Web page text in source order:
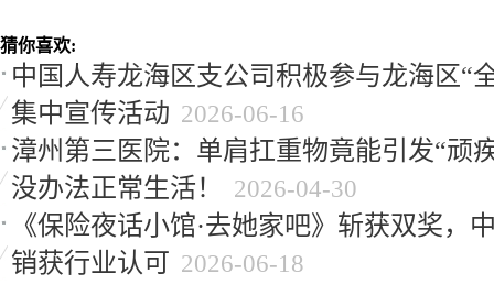
猜你喜欢:
中国人寿龙海区支公司积极参与龙海区“
集中宣传活动 2026-06-16
漳州第三医院：单肩扛重物竟能引发“顽
没办法正常生活！
2026-04-30
《保险夜话小馆·去她家吧》斩获双奖，
销获行业认可 2026-06-18